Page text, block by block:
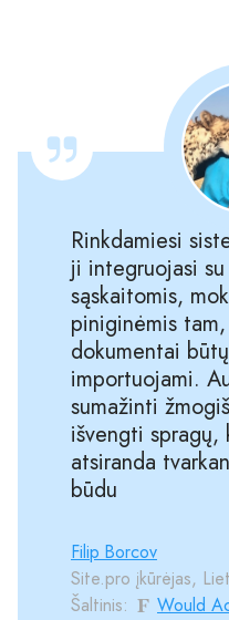
Rinkdamiesi
ji integruojasi
sąskaitomis,
piniginėmis
dokumentai
importuojami.
sumažinti
išvengti spragų,
atsiranda
būdu
Filip Borcov
Site.pro įkūrėjas,
Šaltinis:
Would